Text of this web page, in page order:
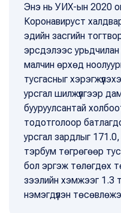
Энэ нь УИХ-ын 2020
Коронавируст
эдийн засгийн
эрсдэлээс
малчин өрхөд
тусгасныг
урсгал шилжүүлгээр
бууруулсантай
тодотголоор
урсгал зардлыг
тэрбум төгрөгөөр
бол эргэж төлөгдөх
зээлийн хэмжээг 1.3
нэмэгдүүлэн